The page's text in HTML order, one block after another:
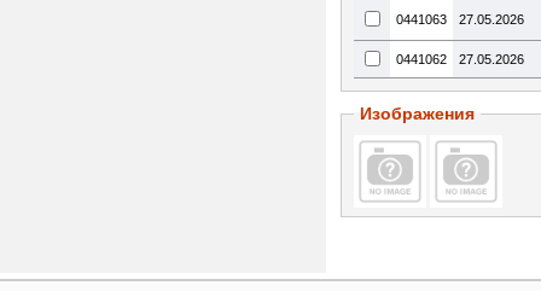
0441063 27.05.2026
0441062 27.05.2026
Изображения